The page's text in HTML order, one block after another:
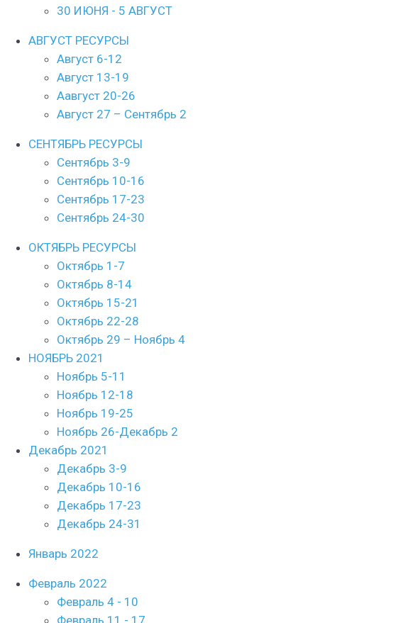
30 ИЮНЯ - 5 АВГУСТ
АВГУСТ РЕСУРСЫ
Август 6-12
Август 13-19
Aавгуст 20-26
Aвгуст 27 – Сентябрь 2
СЕНТЯБРЬ РЕСУРСЫ
Сентябрь 3-9
Сентябрь 10-16
Сентябрь 17-23
Сентябрь 24-30
ОКТЯБРЬ РЕСУРСЫ
Октябрь 1-7
Октябрь 8-14
Октябрь 15-21
Октябрь 22-28
Октябрь 29 – Ноябрь 4
НОЯБРЬ 2021
Ноябрь 5-11
Ноябрь 12-18
Ноябрь 19-25
Ноябрь 26-Декабрь 2
Декабрь 2021
Декабрь 3-9
Декабрь 10-16
Декабрь 17-23
Декабрь 24-31
Январь 2022
Февраль 2022
Февраль 4 - 10
Февраль 11 - 17